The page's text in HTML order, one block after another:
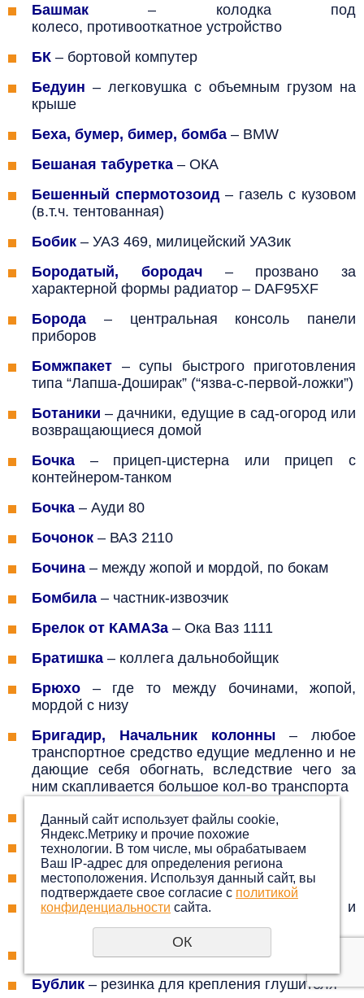
Башмак
– колодка под
колесо, противооткатное устройство
БК – бортовой компутер
Бедуин – легковушка с объемным грузом на
крыше
Беха, бумер, бимер, бомба – BMW
Бешаная табуретка – ОКА
Бешенный спермотозоид – газель с кузовом
(в.т.ч. тентованная)
Бобик – УАЗ 469, милицейский УАЗик
Бородатый, бородач– прозвано за
характерной формы радиатор – DAF95XF
Борода
–центральная консоль панели
приборов
Бомжпакет – супы быстрого приготовления
типа “Лапша-Доширак” (“язва-с-первой-ложки”)
Ботаники – дачники, едущие в сад-огород или
возвращающиеся домой
Бочка – прицеп-цистерна или прицеп с
контейнером-танком
Бочка – Ауди 80
Бочонок – ВАЗ 2110
Бочина – между жопой и мордой, по бокам
Бомбила – частник-извозчик
Брелок от КАМАЗа – Ока Ваз 1111
Братишка – коллега дальнобойщик
Брюхо
– где то между бочинами, жопой,
мордой с низу
Бригадир, Начальник колонны – любое
транспортное средство едущие медленно и не
дающие себя обогнать, вследствие чего за
ним скапливается большое кол-во транспорта
Блин –аудио колонка, либо тормозной диск
БСК –Бортовая Система Контроля
Бродяга– водитель дальнобойщик
Букварь
–руководство по ремонту и
эксплуатации автомобиля
– жесткий крытый кузов
Бублик – резинка для крепления глушителя
Данный сайт использует файлы cookie,
Яндекс.Метрику и прочие похожие
технологии. В том числе, мы обрабатываем
Ваш IP-адрес для определения региона
местоположения. Используя данный сайт, вы
подтверждаете свое согласие с политикой
конфиденциальности сайта.
ОК